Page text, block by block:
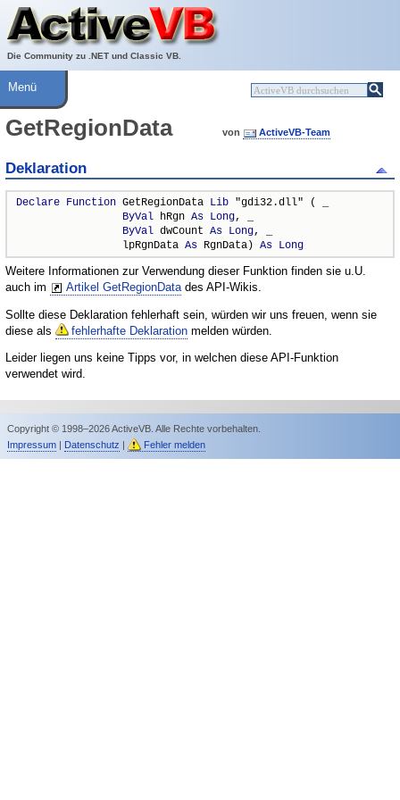
Die Community zu .NET und Classic VB.
Über ActiveVB
Hilfe
Menü
GetRegionData von ActiveVB-Team
Deklaration
Declare Function GetRegionData Lib "gdi32.dll" ( _
ByVal hRgn As Long, _
ByVal dwCount As Long, _
                 lpRgnData
As RgnData) As Long
Weitere Informationen zur Verwendung dieser Funktion finden sie u.U.
auch im
Artikel GetRegionData des API-Wikis.
Sollte diese Deklaration fehlerhaft sein, würden wir uns freuen, wenn sie
diese als
fehlerhafte Deklaration melden würden.
Leider liegen uns keine Tipps vor, in welchen diese API-Funktion
verwendet wird.
Copyright © 1998–2026 ActiveVB. Alle Rechte vorbehalten.
Impressum| Datenschutz | Fehler melden